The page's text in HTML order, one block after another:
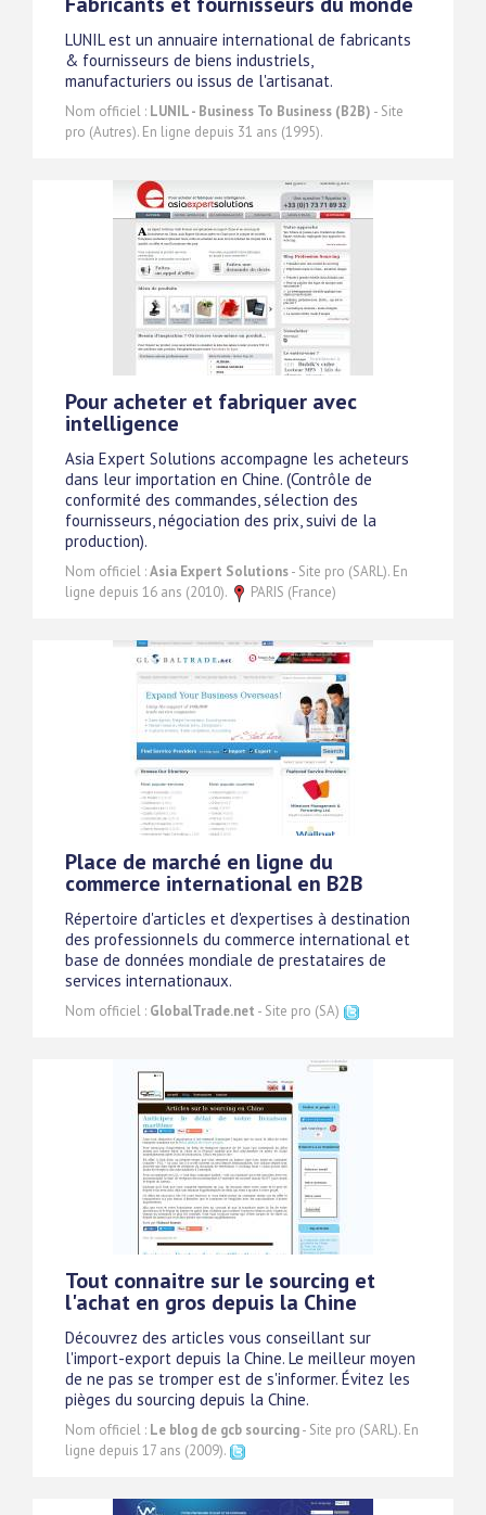
LUNIL est un annuaire international de fabricants
& fournisseurs de biens industriels,
manufacturiers ou issus de l'artisanat.
Nom officiel : LUNIL - Business To Business (B2B) - Site
pro (Autres). En ligne depuis 31 ans (1995).
Pour acheter et fabriquer avec
intelligence
Asia Expert Solutions accompagne les acheteurs
dans leur importation en Chine. (Contrôle de
conformité des commandes, sélection des
fournisseurs, négociation des prix, suivi de la
production).
Nom officiel :Asia Expert Solutions- Site pro (SARL). En
ligne depuis 16 ans (2010).
PARIS (France)
Place de marché en ligne du
commerce international en B2B
Répertoire d'articles et d'expertises à destination
des professionnels du commerce international et
base de données mondiale de prestataires de
services internationaux.
Nom officiel : GlobalTrade.net - Site pro (SA)
Tout connaitre sur le sourcing et
l'achat en gros depuis la Chine
Découvrez des articles vous conseillant sur
l'import-export depuis la Chine. Le meilleur moyen
de ne pas se tromper est de s'informer. Évitez les
pièges du sourcing depuis la Chine.
Nom officiel : Le blog de gcb sourcing- Site pro (SARL). En
ligne depuis 17 ans (2009).